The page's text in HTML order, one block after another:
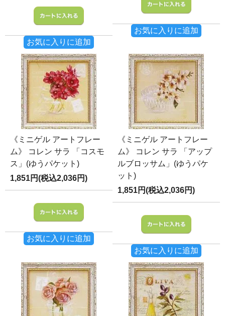
お気に入りに追加
お気に入りに追加
《ミニゲル アートフレー
ム》 コレン サラ 「コスモ
ス」(ゆうパケット)
1,851円(税込2,036円)
お気に入りに追加
《ミニゲル アートフレー
ム》 コレン サラ 「アップ
ルブロッサム」(ゆうパケ
ット)
1,851円(税込2,036円)
お気に入りに追加